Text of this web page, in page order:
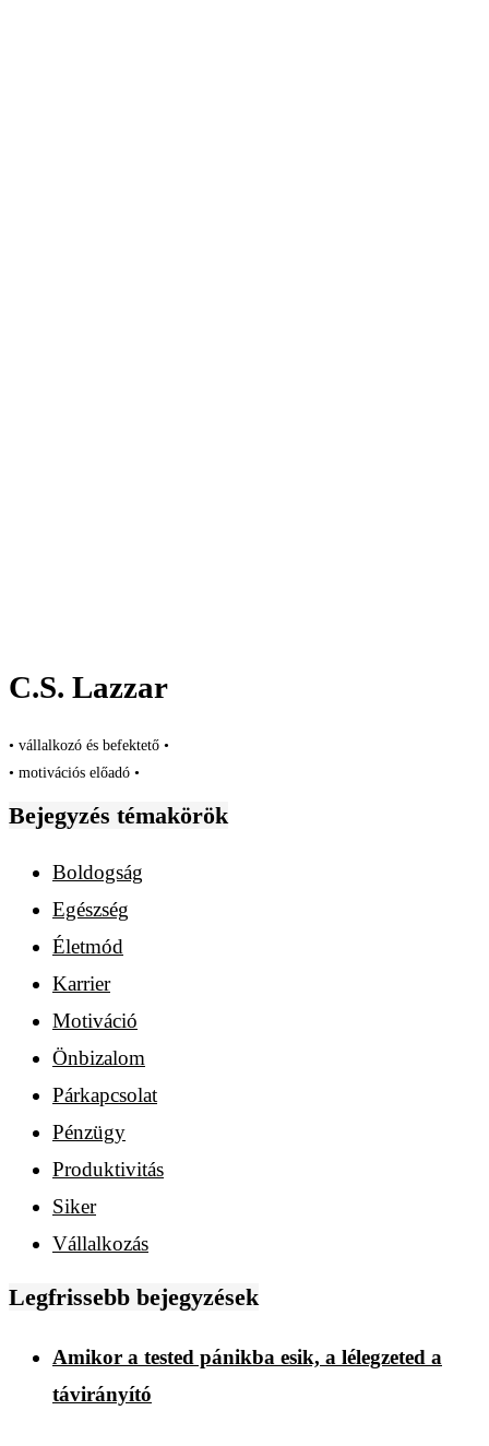
C.S. Lazzar
• vállalkozó és befektető •
• motivációs előadó •
Bejegyzés témakörök
Boldogság
Egészség
Életmód
Karrier
Motiváció
Önbizalom
Párkapcsolat
Pénzügy
Produktivitás
Siker
Vállalkozás
Legfrissebb bejegyzések
Amikor a tested pánikba esik, a lélegzeted a
távirányító